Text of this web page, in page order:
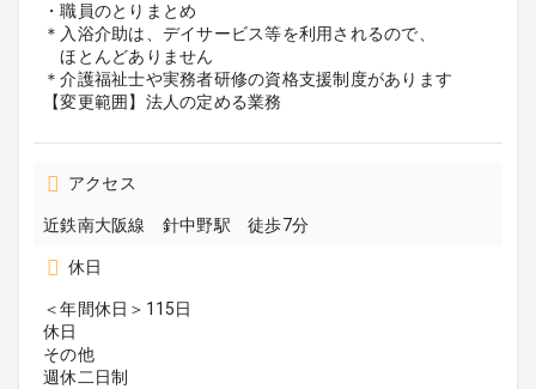
・職員のとりまとめ
＊入浴介助は、デイサービス等を利用されるので、
ほとんどありません
＊介護福祉士や実務者研修の資格支援制度があります
【変更範囲】法人の定める業務
アクセス
近鉄南大阪線 針中野駅 徒歩7分
休日
＜年間休日＞115日
休日
その他
週休二日制